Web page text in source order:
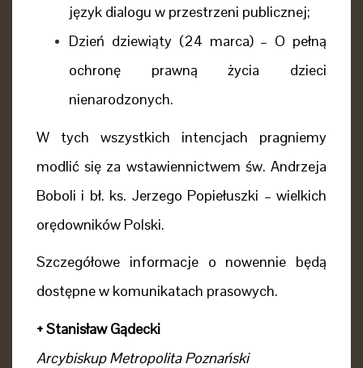
język dialogu w przestrzeni publicznej;
Dzień dziewiąty (24 marca) – O pełną
ochronę prawną życia dzieci
nienarodzonych.
W tych wszystkich intencjach pragniemy
modlić się za wstawiennictwem św. Andrzeja
Boboli i bł. ks. Jerzego Popiełuszki – wielkich
orędowników Polski.
Szczegółowe informacje o nowennie będą
dostępne w komunikatach prasowych.
+ Stanisław Gądecki
Arcybiskup Metropolita Poznański